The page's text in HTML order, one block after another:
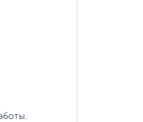
производителем